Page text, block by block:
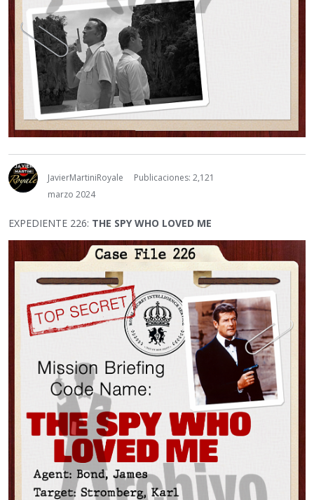
JavierMartiniRoyale
Publicaciones: 2,121
marzo 2024
EXPEDIENTE 226: THE SPY WHO LOVED ME